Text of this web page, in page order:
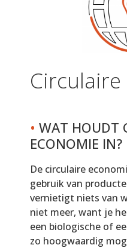
• WAT HOUDT
ECONOMIE IN?
De circulaire
gebruik van
vernietigt niets van
niet meer, want je
een biologische of
zo hoogwaardig